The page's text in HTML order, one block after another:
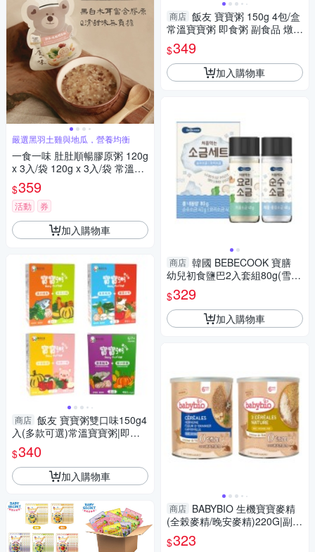
嚴選黑羽土雞與地瓜，營養均衡
一食一味 肚肚順暢膠原粥 120g
x 3入/袋 120g x 3入/袋 常溫粥/
輕食粥/寶寶粥/副食品
$359
活動 券
加入購物車
商店 飯友 寶寶粥雙口味150g4
入(多款可選)常溫寶寶粥|即食
粥|副食品
$340
加入購物車
商店 飯友 寶寶粥 150g 4包/盒
常溫寶寶粥 即食粥 副食品 燉飯
常溫即食營養寶寶粥 6375
$349
加入購物車
商店 韓國 BEBECOOK 寶膳
幼兒初食鹽巴2入套組80g(雪花
鹽+風味鹽)
$329
加入購物車
商店 BABYBIO 生機寶寶麥精
(全榖麥精/晚安麥精)220G|副食
品
$323